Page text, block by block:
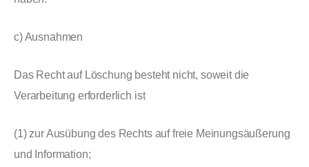
c) Ausnahmen
Das Recht auf Löschung besteht nicht, soweit die
Verarbeitung erforderlich ist
(1) zur Ausübung des Rechts auf freie Meinungsäußerung
und Information;